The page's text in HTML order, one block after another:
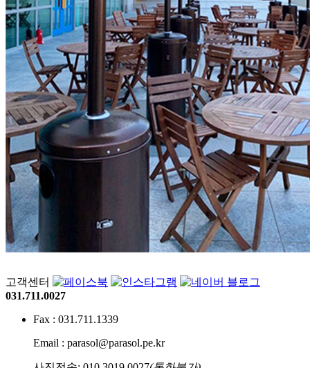
고객센터
031.711.0027
Fax : 031.711.1339
Email : parasol@parasol.pe.kr